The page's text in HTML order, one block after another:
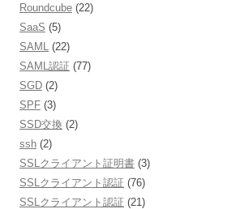
Roundcube (22)
SaaS (5)
SAML (22)
SAML認証 (77)
SGD (2)
SPF (3)
SSD交換 (2)
ssh (2)
SSLクライアント証明書 (3)
SSLクライアント認証 (76)
SSLクライアント認証 (21)